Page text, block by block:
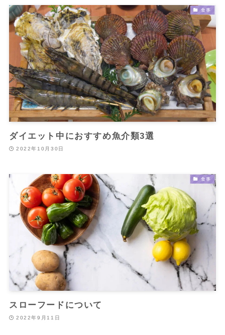
食事
ダイエット中におすすめ魚介類3選
2022年10月30日
食事
スローフードについて
2022年9月11日